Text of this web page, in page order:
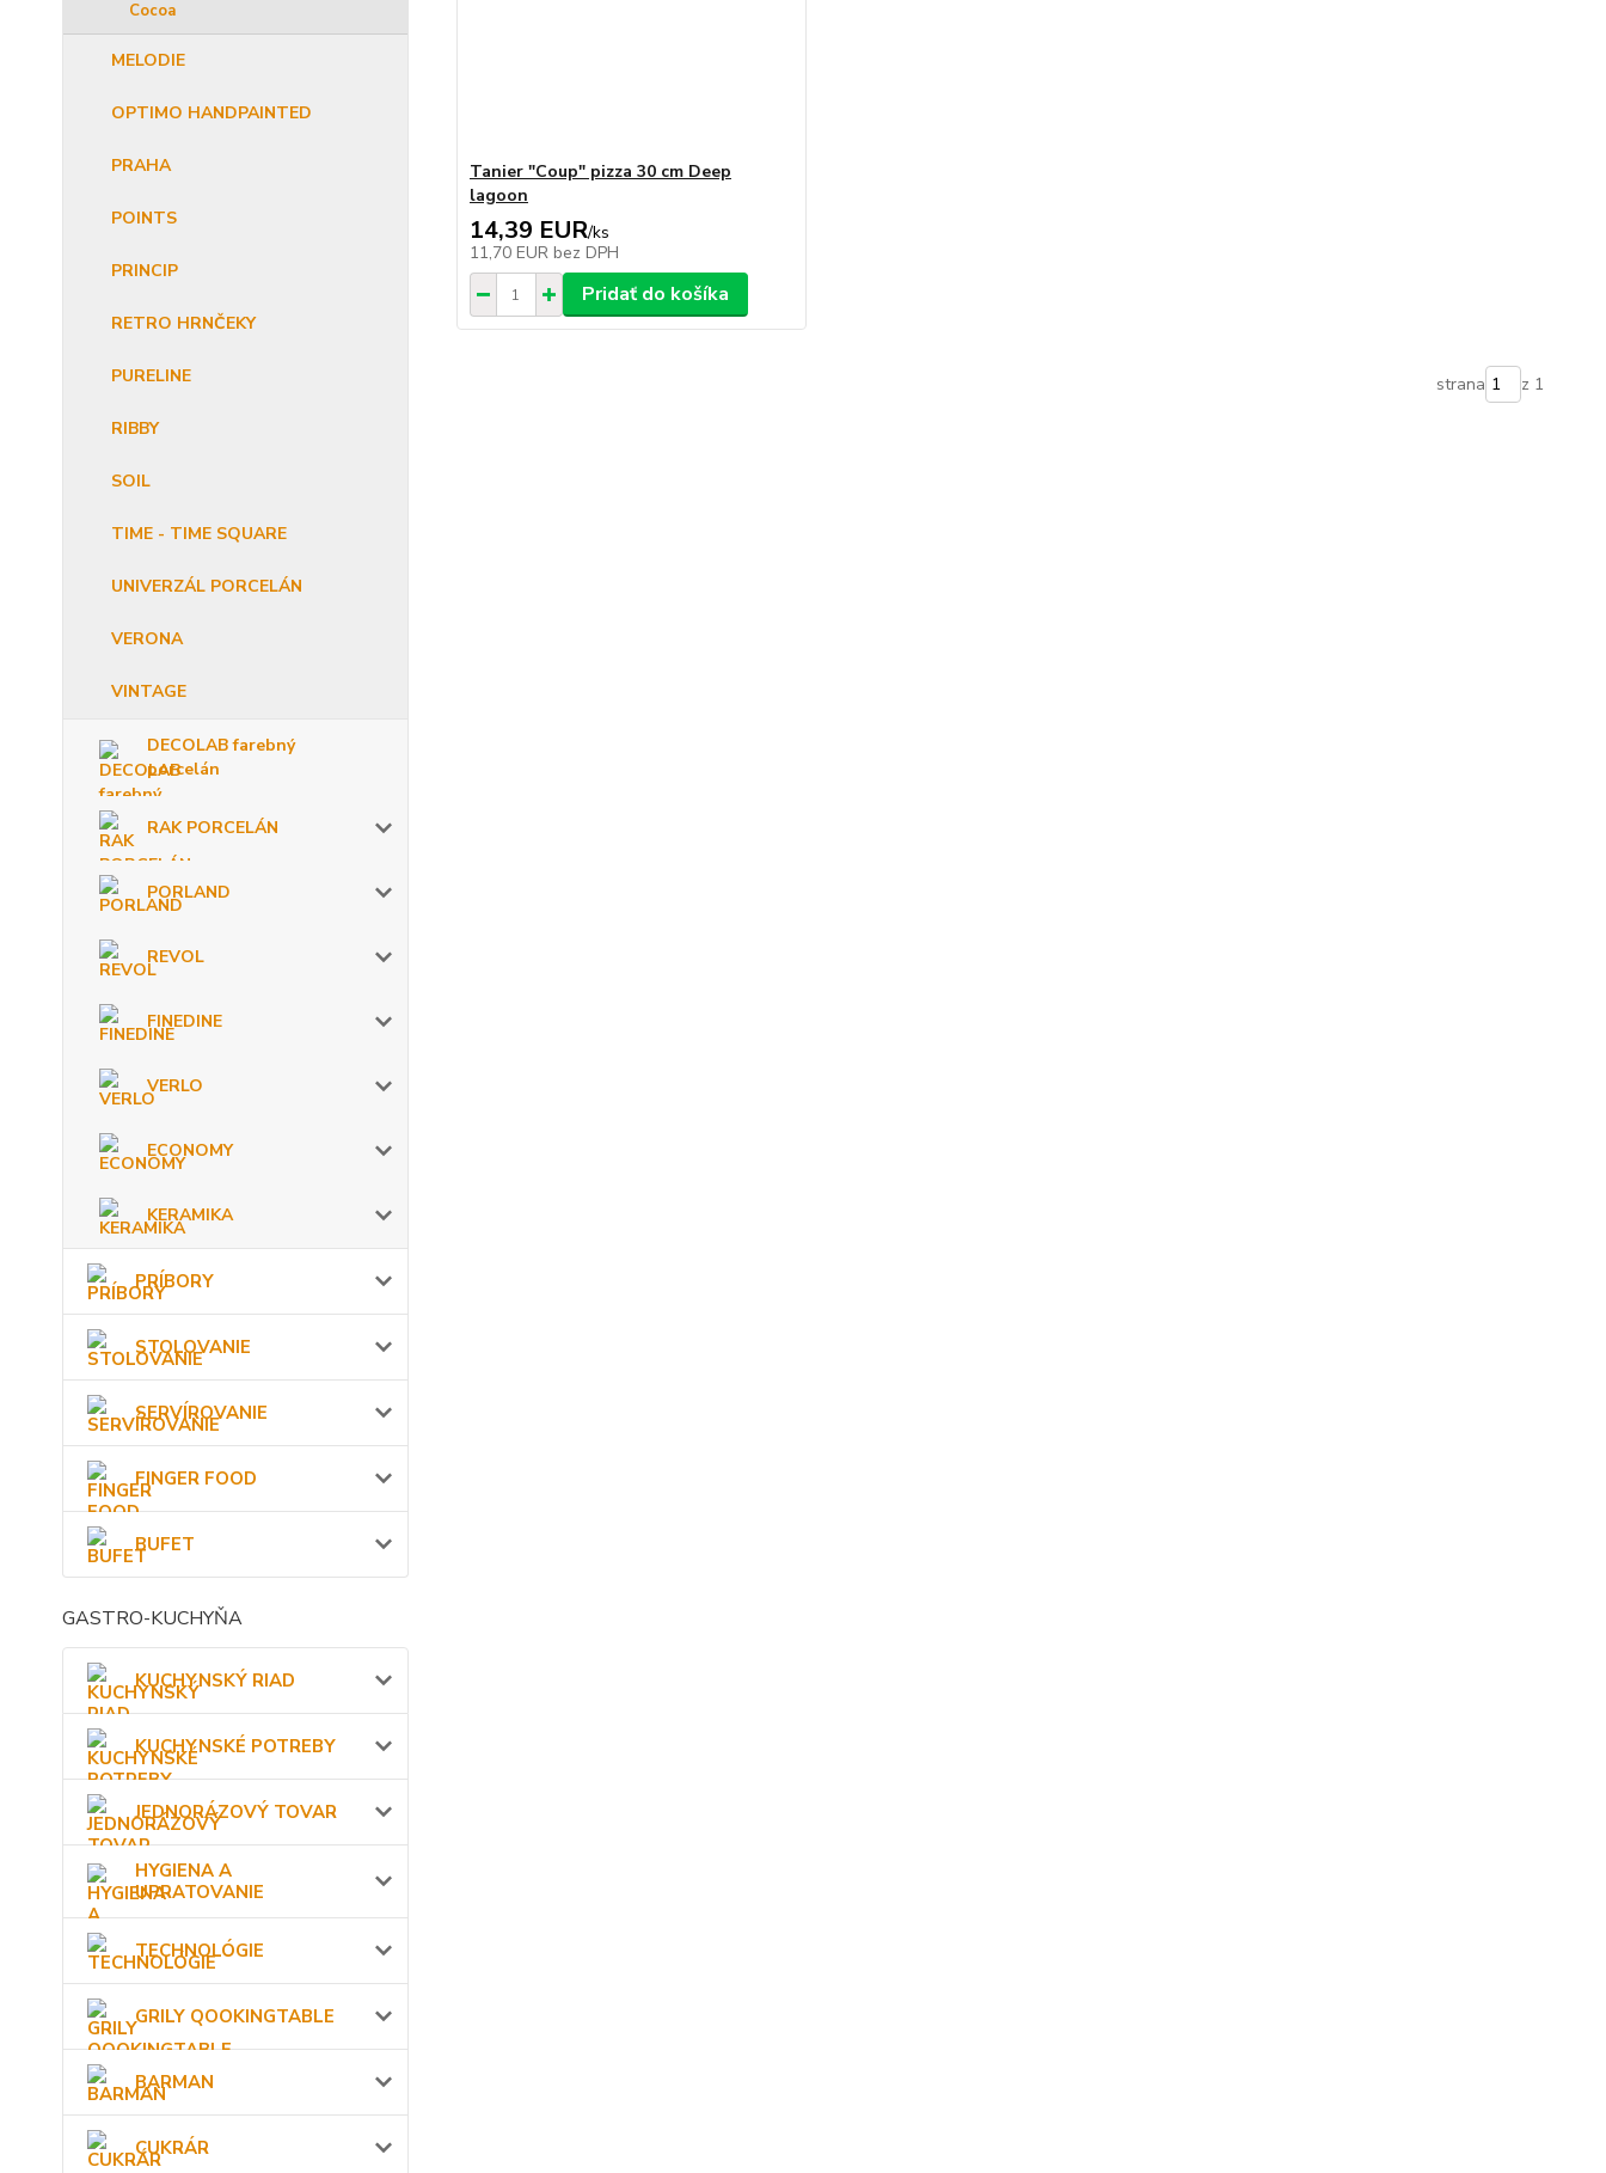
Cocoa
MELODIE
OPTIMO HANDPAINTED
PRAHA
POINTS
PRINCIP
RETRO HRNČEKY
PURELINE
RIBBY
SOIL
TIME - TIME SQUARE
UNIVERZÁL PORCELÁN
VERONA
VINTAGE
DECOLAB farebný
porcelán
RAK PORCELÁN
PORLAND
REVOL
FINEDINE
VERLO
ECONOMY
KERAMIKA
PRÍBORY
STOLOVANIE
SERVÍROVANIE
FINGER FOOD
BUFET
GASTRO-KUCHYŇA
KUCHYNSKÝ RIAD
KUCHYNSKÉ POTREBY
JEDNORÁZOVÝ TOVAR
HYGIENA A
UPRATOVANIE
TECHNOLÓGIE
GRILY QOOKINGTABLE
BARMAN
CUKRÁR
Tanier "Coup" pizza 30 cm Deep
lagoon
14,39 EUR/ks
11,70 EUR bez DPH
Pridať do košíka
strana z 1